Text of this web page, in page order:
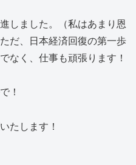
しました。（私はあまり恩
だ、日本経済回復の第一歩
なく、仕事も頑張ります！
！
たします！